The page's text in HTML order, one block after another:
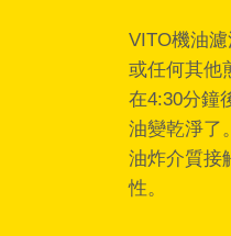
VITO機油
或任何其他
在4:30分鐘
油變乾淨了
油炸介質接
性。